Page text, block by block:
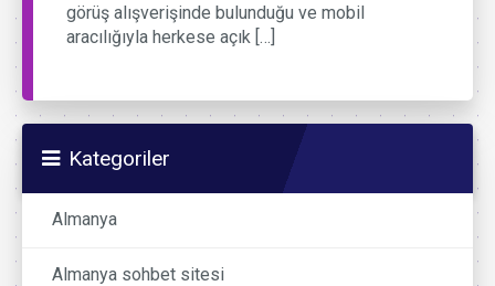
görüş alışverişinde bulunduğu ve mobil
aracılığıyla herkese açık […]
Kategoriler
Almanya
Almanya sohbet sitesi